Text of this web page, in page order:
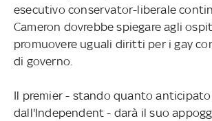
esecutivo conservator-liberale
Cameron dovrebbe spiegare agli
promuovere uguali diritti per i gay
di governo.
Il premier - stando quanto anticipato
dall'Independent - darà il suo